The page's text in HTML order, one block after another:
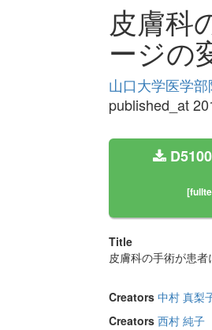
皮膚科
ージの
山口大学医学
published_at
Title
皮膚科の手術が患
Creators 中村 真梨
Creators 西村 純子